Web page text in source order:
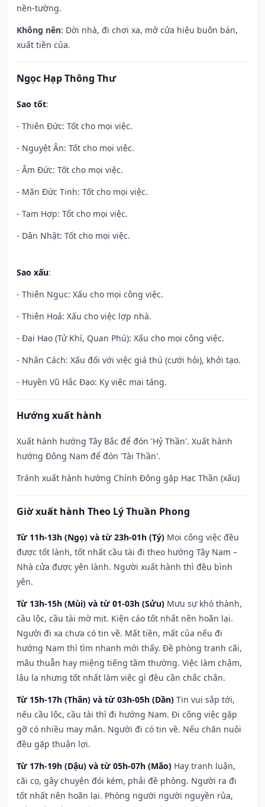
nền-tường.
Không nên: Dời nhà, đi chơi xa, mở cửa hiệu buôn bán,
xuất tiền của.
Ngọc Hạp Thông Thư
Sao tốt:
- Thiên Đức: Tốt cho mọi việc.
- Nguyệt Ân: Tốt cho mọi việc.
- Âm Đức: Tốt cho mọi việc.
- Mãn Đức Tinh: Tốt cho mọi việc.
- Tam Hợp: Tốt cho mọi việc.
- Dân Nhật: Tốt cho mọi việc.
Sao xấu:
- Thiên Ngục: Xấu cho mọi công việc.
- Thiên Hoả: Xấu cho việc lợp nhà.
- Đại Hao (Tử Khí, Quan Phú): Xấu cho mọi công việc.
- Nhân Cách: Xấu đối với việc giá thú (cưới hỏi), khởi tạo.
- Huyền Vũ Hắc Đạo: Kỵ việc mai táng.
Hướng xuất hành
Xuất hành hướng Tây Bắc để đón 'Hỷ Thần'. Xuất hành
hướng Đông Nam để đón 'Tài Thần'.
Tránh xuất hành hướng Chính Đông gặp Hạc Thần (xấu)
Giờ xuất hành Theo Lý Thuần Phong
Từ 11h-13h (Ngọ) và từ 23h-01h (Tý) Mọi công việc đều
được tốt lành, tốt nhất cầu tài đi theo hướng Tây Nam –
Nhà cửa được yên lành. Người xuất hành thì đều bình
yên.
Từ 13h-15h (Mùi) và từ 01-03h (Sửu) Mưu sự khó thành,
cầu lộc, cầu tài mờ mịt. Kiện cáo tốt nhất nên hoãn lại.
Người đi xa chưa có tin về. Mất tiền, mất của nếu đi
hướng Nam thì tìm nhanh mới thấy. Đề phòng tranh cãi,
mâu thuẫn hay miệng tiếng tầm thường. Việc làm chậm,
lâu la nhưng tốt nhất làm việc gì đều cần chắc chắn.
Từ 15h-17h (Thân) và từ 03h-05h (Dần) Tin vui sắp tới,
nếu cầu lộc, cầu tài thì đi hướng Nam. Đi công việc gặp
gỡ có nhiều may mắn. Người đi có tin về. Nếu chăn nuôi
đều gặp thuận lợi.
Từ 17h-19h (Dậu) và từ 05h-07h (Mão) Hay tranh luận,
cãi cọ, gây chuyện đói kém, phải đề phòng. Người ra đi
tốt nhất nên hoãn lại. Phòng người người nguyền rủa,